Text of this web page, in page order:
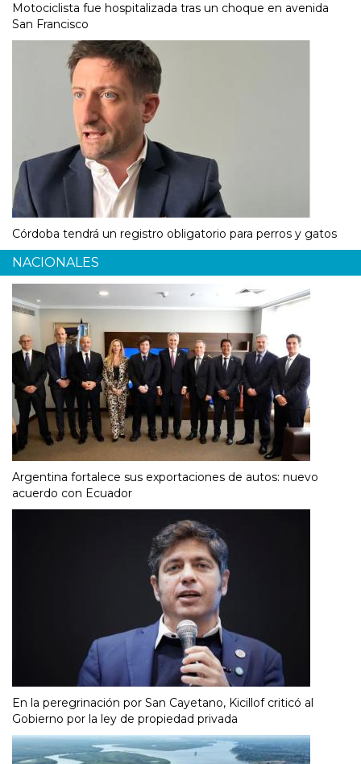
Motociclista fue hospitalizada tras un choque en avenida
San Francisco
Córdoba tendrá un registro obligatorio para perros y gatos
NACIONALES
Argentina fortalece sus exportaciones de autos: nuevo
acuerdo con Ecuador
En la peregrinación por San Cayetano, Kicillof criticó al
Gobierno por la ley de propiedad privada